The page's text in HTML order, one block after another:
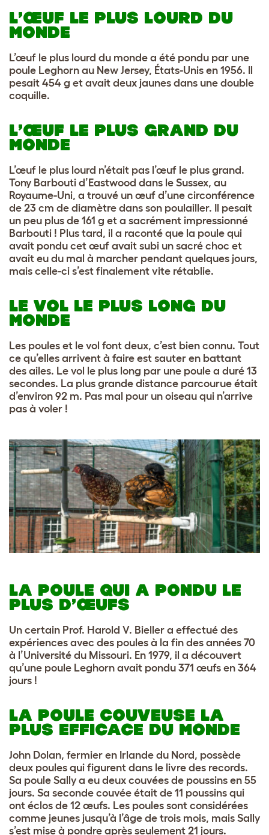
L’ŒUF LE PLUS LOURD DU
MONDE
L’œuf le plus lourd du monde a été pondu par une
poule Leghorn au New Jersey, États-Unis en 1956. Il
pesait 454 g et avait deux jaunes dans une double
coquille.
L’ŒUF LE PLUS GRAND DU
MONDE
L’œuf le plus lourd n’était pas l’œuf le plus grand.
Tony Barbouti d’Eastwood dans le Sussex, au
Royaume-Uni, a trouvé un œuf d’une circonférence
de 23 cm de diamètre dans son poulailler. Il pesait
un peu plus de 161 g et a sacrément impressionné
Barbouti ! Plus tard, il a raconté que la poule qui
avait pondu cet œuf avait subi un sacré choc et
avait eu du mal à marcher pendant quelques jours,
mais celle-ci s’est finalement vite rétablie.
LE VOL LE PLUS LONG DU
MONDE
Les poules et le vol font deux, c’est bien connu. Tout
ce qu’elles arrivent à faire est sauter en battant
des ailes. Le vol le plus long par une poule a duré 13
secondes. La plus grande distance parcourue était
d’environ 92 m. Pas mal pour un oiseau qui n’arrive
pas à voler !
LA POULE QUI A PONDU LE
PLUS D’ŒUFS
Un certain Prof. Harold V. Bieller a effectué des
expériences avec des poules à la fin des années 70
à l’Université du Missouri. En 1979, il a découvert
qu’une poule Leghorn avait pondu 371 œufs en 364
jours !
LA POULE COUVEUSE LA
PLUS EFFICACE DU MONDE
John Dolan, fermier en Irlande du Nord, possède
deux poules qui figurent dans le livre des records.
Sa poule Sally a eu deux couvées de poussins en 55
jours. Sa seconde couvée était de 11 poussins qui
ont éclos de 12 œufs. Les poules sont considérées
comme jeunes jusqu’à l’âge de trois mois, mais Sally
s’est mise à pondre après seulement 21 jours.